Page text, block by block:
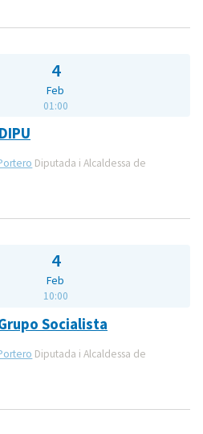
4
Feb
01:00
Diputada i Alcaldessa de
4
Feb
10:00
Socialista
Diputada i Alcaldessa de